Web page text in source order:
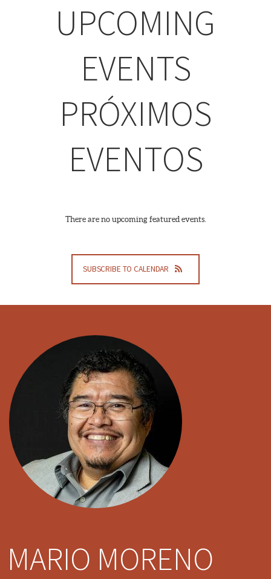
UPCOMING
EVENTS
PRÓXIMOS
EVENTOS
There are no upcoming featured events.
SUBSCRIBE TO CALENDAR
MARIO MORENO